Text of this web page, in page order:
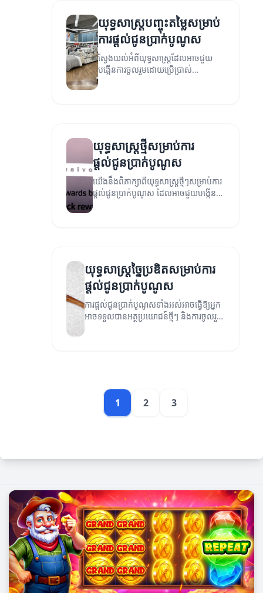
យុទ្ធសាស្ត្របញ្ចុះតម្លៃសម្រាប់
ការផ្តល់ជូនប្រាក់បូណូស
ស្វែងយល់អំពីយុទ្ធសាស្ត្រដែលអាចជួយ
បង្កើនការចូលរួមដោយប្រើប្រាស់
ប្រាក់បូណូសក្នុងការផ្សព្វផ្សាយ។
យុទ្ធសាស្ត្រថ្មីសម្រាប់ការ
ផ្តល់ជូនប្រាក់បូណូស
យើងនឹងពិភាក្សាពីយុទ្ធសាស្ត្រថ្មីៗសម្រាប់ការ
ផ្តល់ជូនប្រាក់បូណូស ដែលអាចជួយបង្កើន
ការចូលរួមនិងទំនាក់ទំនងជាមួយអតិថិជន។
យុទ្ធសាស្ត្រច្នៃប្រឌិតសម្រាប់ការ
ផ្តល់ជូនប្រាក់បូណូស
ការផ្តល់ជូនប្រាក់បូណូសទាំងអស់អាចធ្វើឱ្យអ្នក
អាចទទួលបានអត្ថប្រយោជន៍ថ្មីៗ និងការចូលរួម
1 2 3